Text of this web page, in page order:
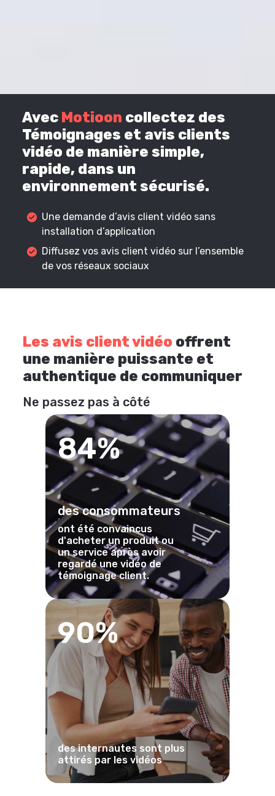
Avec Motioon collectez des
Témoignages et avis clients
vidéo de manière simple,
rapide, dans un
environnement sécurisé.
Une demande d’avis client vidéo sans
installation d’application
Diffusez vos avis client vidéo sur l’ensemble
de vos réseaux sociaux
Les avis client vidéo offrent
une manière puissante et
authentique de communiquer
Ne passez pas à côté
84%
des consommateurs
ont été convaincus
d'acheter un produit ou
un service après avoir
regardé une vidéo de
témoignage client.
90%
des internautes sont plus
attirés par les vidéos